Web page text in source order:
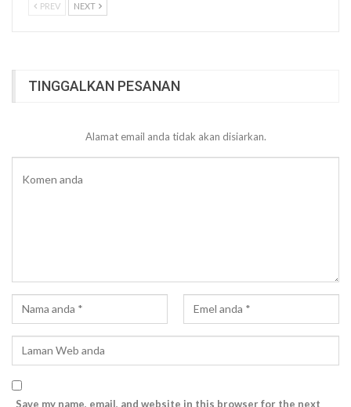
PREV NEXT
TINGGALKAN PESANAN
Alamat email anda tidak akan disiarkan.
Save my name, email, and website in this browser for the next